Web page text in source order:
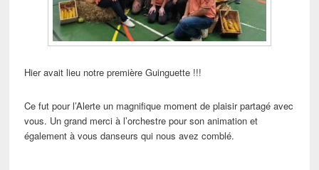
Hier avait lieu notre première Guinguette !!!
Ce fut pour l’Alerte un magnifique moment de plaisir partagé avec
vous. Un grand merci à l’orchestre pour son animation et
également à vous danseurs qui nous avez comblé.